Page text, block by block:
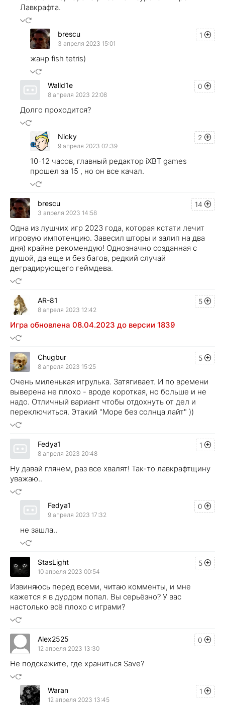
Лавкрафта.
1
brescu
3 апреля 2023 15:01
жанр fish tetris)
0
Walld1e
8 апреля 2023 22:08
Долго проходится?
2
Nicky
9 апреля 2023 02:39
10-12 часов, главный редактор iXBT games
прошел за 15 , но он все качал.
14
brescu
3 апреля 2023 14:58
Одна из лушчих игр 2023 года, которая кстати лечит
игровую импотенцию. Завесил шторы и залип на два
дня) крайне рекомендую! Однозначно созданная с
душой, да еще и без багов, редкий случай
деградирующего геймдева.
5
AR-81
8 апреля 2023 12:42
Игра обновлена 08.04.2023 до версии 1839
5
Chugbur
8 апреля 2023 15:25
Очень миленькая игрулька. Затягивает. И по времени
выверена не плохо - вроде короткая, но больше и не
надо. Отличный вариант чтобы отдохнуть от дел и
переключиться. Этакий "Море без солнца лайт" ))
1
Fedya1
8 апреля 2023 20:48
Ну давай глянем, раз все хвалят! Так-то лавкрафтщину
уважаю..
0
Fedya1
9 апреля 2023 17:32
не зашла..
5
StasLight
10 апреля 2023 00:54
Извиняюсь перед всеми, читаю комменты, и мне
кажется я в дурдом попал. Вы серьёзно? У вас
настолько всё плохо с играми?
0
Alex2525
12 апреля 2023 13:30
Не подскажите, где храниться Save?
1
Waran
12 апреля 2023 13:45